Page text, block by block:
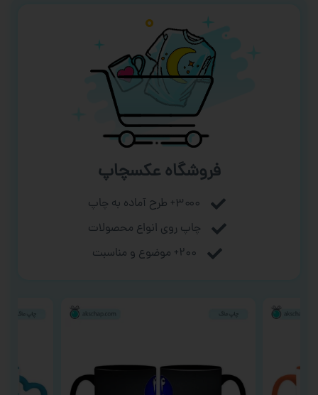
فروشگاه عکسچاپ
۳۰۰۰+ طرح آماده به چاپ
چاپ روی انواع محصولات
۲۰۰+ موضوع و مناسبت